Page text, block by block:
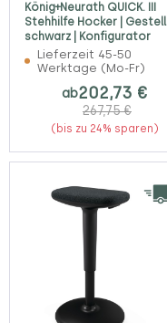
König+Neurath QUICK. III
Stehhilfe Hocker | Gestell
schwarz | Konfigurator
Lieferzeit 45-50
Werktage (Mo-Fr)
ab202,73 €
267,75 €
(bis zu 24% sparen)